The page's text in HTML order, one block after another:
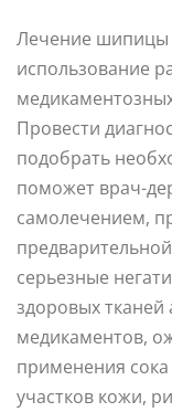
Лечение шипицы
использование
Провести
подобрать
поможет врач-
самолечением,
серьезные
здоровых
медикаментов,
применения
участков кожи,